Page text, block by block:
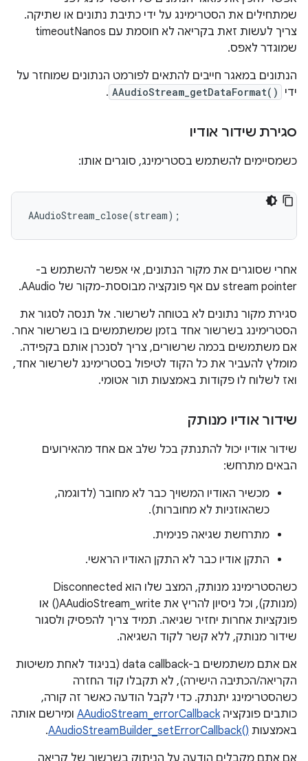
שמתחילים את הסטרימינג על ידי כתיבת נתונים או שתיקה.
צריך לעשות זאת בקריאה לא חוסמת עם timeoutNanos
שמוגדר לאפס.
הנתונים במאגר חייבים להתאים לפורמט הנתונים שמוחזר על
ידי
AAudioStream_getDataFormat()
.
סגירת שידור אודיו
כשמסיימים להשתמש בסטרימינג, סוגרים אותו:
AAudioStream_close(stream);
אחרי שסוגרים את מקור הנתונים, אי אפשר להשתמש ב-
stream pointer עם אף פונקציה מבוססת-מקור של AAudio.
סגירת מקור נתונים לא בטוחה לשרשור. אל תנסה לסגור את
הסטרימינג בשרשור אחד בזמן שמשתמשים בו בשרשור אחר.
אם משתמשים בכמה שרשורים, צריך לסנכרן אותם בקפידה.
מומלץ להעביר את כל הקוד לטיפול בסטרימינג לשרשור אחד,
ואז לשלוח לו פקודות באמצעות תור אטומי.
שידור אודיו מנותק
שידור אודיו יכול להתנתק בכל שלב אם אחד מהאירועים
הבאים מתרחש:
מכשיר האודיו המשויך כבר לא מחובר (לדוגמה,
כשהאוזניות לא מחוברות).
מתרחשת שגיאה פנימית.
התקן אודיו כבר לא התקן האודיו הראשי.
כשהסטרימינג מנותק, המצב שלו הוא Disconnected
(מנותק), וכל ניסיון להריץ את AAudioStream_write() או
פונקציות אחרות יחזיר שגיאה. תמיד צריך להפסיק ולסגור
שידור מנותק, ללא קשר לקוד השגיאה.
אם אתם משתמשים ב-data callback (בניגוד לאחת משיטות
הקריאה/הכתיבה הישירה), לא תקבלו קוד החזרה
כשהסטרימינג יתנתק. כדי לקבל הודעה כאשר זה קורה,
כותבים פונקציהAAudioStream_errorCallback ומירשם אותה
באמצעות AAudioStreamBuilder_setErrorCallback()‎
.